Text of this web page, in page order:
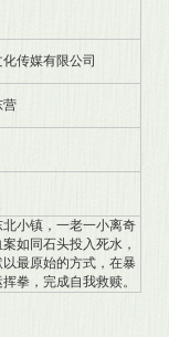
传媒有限公司
营
小镇，一老一小离奇
如同石头投入死水，
最原始的方式，在暴
拳，完成自我救赎。